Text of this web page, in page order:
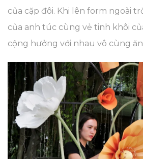
của cặp đôi. Khi lên form ngoài
của anh túc cùng vẻ tinh khôi
cộng hưởng với nhau vô cùng ăn